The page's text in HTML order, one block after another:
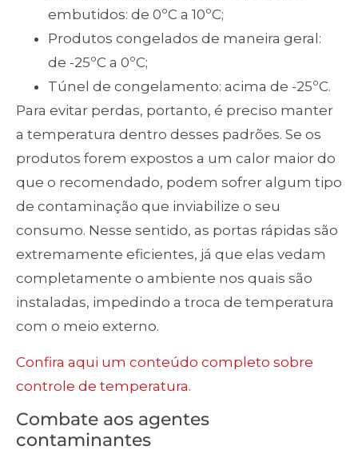
embutidos: de 0ºC a 10ºC;
Produtos congelados de maneira geral:
de -25ºC a 0ºC;
Túnel de congelamento: acima de -25ºC.
Para evitar perdas, portanto, é preciso manter
a temperatura dentro desses padrões. Se os
produtos forem expostos a um calor maior do
que o recomendado, podem sofrer algum tipo
de contaminação que inviabilize o seu
consumo. Nesse sentido, as portas rápidas são
extremamente eficientes, já que elas vedam
completamente o ambiente nos quais são
instaladas, impedindo a troca de temperatura
com o meio externo.
Confira aqui um conteúdo completo sobre
controle de temperatura.
Combate aos agentes
contaminantes